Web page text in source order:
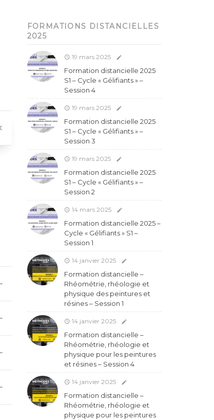
FORMATIONS DISTANCIELLES
2025
19 mars 2025
Formation distancielle 2025
S1 – Cycle « Gélifiants » –
Session 4
19 mars 2025
Formation distancielle 2025
S1 – Cycle « Gélifiants » –
Session 3
19 mars 2025
Formation distancielle 2025
S1 – Cycle « Gélifiants » –
Session 2
14 mars 2025
Formation distancielle 2025 –
Cycle « Gélifiants » S1 –
Session 1
14 janvier 2025
Formation distancielle –
Rhéométrie, rhéologie et
physique des peintures et
résines – Session 1
14 janvier 2025
Formation distancielle –
Rhéométrie, rhéologie et
physique pour les peintures
et résines – Session 4
14 janvier 2025
Formation distancielle –
Rhéométrie, rhéologie et
physique pour les peintures